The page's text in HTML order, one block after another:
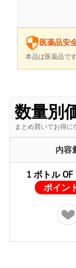
医薬品安
本品は医薬品で
数量別
まとめ買いでお得に
内容
1 ボトル OF
ポイン